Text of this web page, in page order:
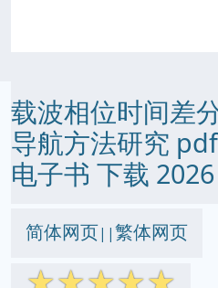
载波相位时间差
导航方法研究
电子书 下载 2026
简体网页||繁体网页